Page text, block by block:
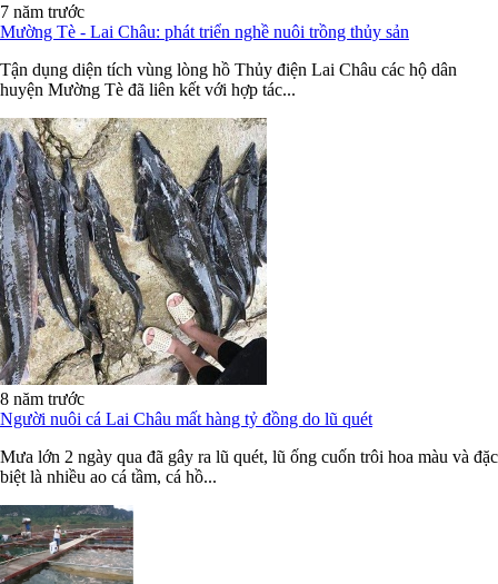
7 năm trước
Mường Tè - Lai Châu: phát triển nghề nuôi trồng thủy sản
Tận dụng diện tích vùng lòng hồ Thủy điện Lai Châu các hộ dân
huyện Mường Tè đã liên kết với hợp tác...
8 năm trước
Người nuôi cá Lai Châu mất hàng tỷ đồng do lũ quét
Mưa lớn 2 ngày qua đã gây ra lũ quét, lũ ống cuốn trôi hoa màu và đặc
biệt là nhiều ao cá tầm, cá hồ...